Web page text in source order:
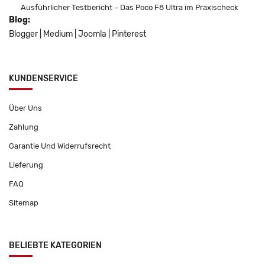
Ausführlicher Testbericht – Das Poco F8 Ultra im Praxischeck
Blog:
Blogger
Medium Joomla Pinterest
KUNDENSERVICE
Über Uns
Zahlung
Garantie Und Widerrufsrecht
Lieferung
FAQ
Sitemap
BELIEBTE KATEGORIEN